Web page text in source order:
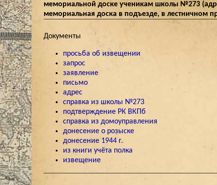
мемориальной доске ученикам школы №273
мемориальная доска в подъезде, в лестничном
Документы
просьба об извещении
запрос
заявление
письмо
адрес
справка из школы №273
подтверждение РК ВКПб
справка из домоуправления
донесение о розыске
донесение 1944 г.
из книги учёта полка
извещение